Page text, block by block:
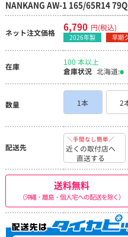
NANKANG AW-1 165/65R14 79Q
ネット注文価格 6,790 円(税込)
2026年製 早期
在庫
100 本以上
倉庫状況 北海道:
数量 1本 2
配送先
＼手間なし簡単／
近くの取付店へ
直送する
送料無料
（沖縄・離島・個人宅への配送を除く）